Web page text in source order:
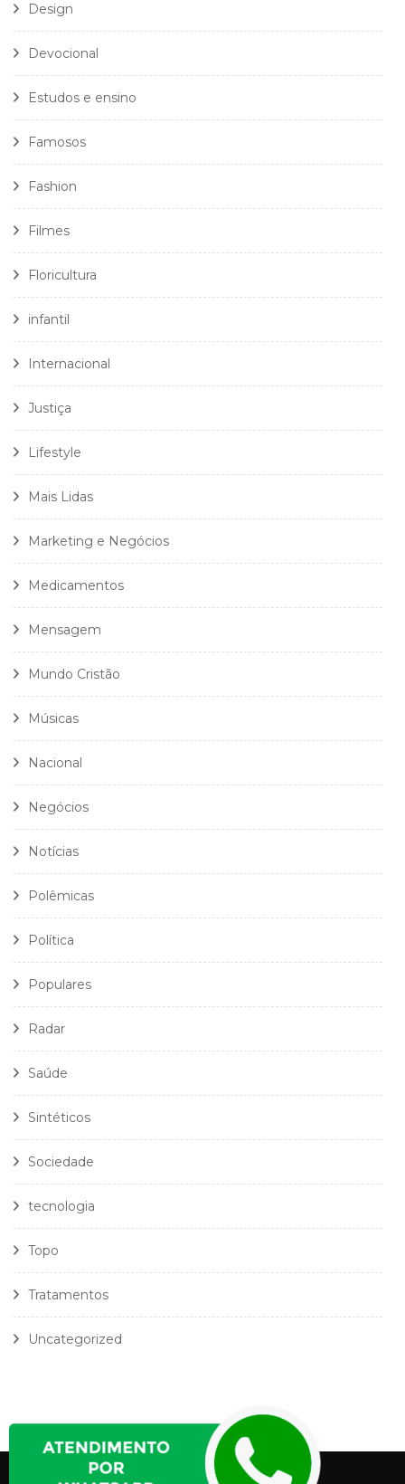
Design
Devocional
Estudos e ensino
Famosos
Fashion
Filmes
Floricultura
infantil
Internacional
Justiça
Lifestyle
Mais Lidas
Marketing e Negócios
Medicamentos
Mensagem
Mundo Cristão
Músicas
Nacional
Negócios
Notícias
Polêmicas
Política
Populares
Radar
Saúde
Sintéticos
Sociedade
tecnologia
Topo
Tratamentos
Uncategorized
Política Privacidade